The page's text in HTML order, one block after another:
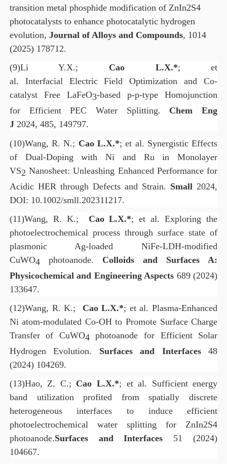
transition metal phosphide modification of ZnIn2S4
photocatalysts to enhance photocatalytic hydrogen
evolution, Journal of Alloys and Compounds, 1014
(2025) 178712.
(9)Li Y.X.; Cao L.X.*; et
al. Interfacial Electric Field Optimization and Co-
catalyst Free LaFeO3-based p-p-type Homojunction
for Efficient PEC Water Splitting. Chem Eng
J 2024, 485, 149797.
(10)Wang, R. N.; Cao L.X.*; et al. Synergistic Effects
of Dual‐Doping with Ni and Ru in Monolayer
VS2 Nanosheet: Unleashing Enhanced Performance for
Acidic HER through Defects and Strain. Small 2024,
DOI: 10.1002/smll.202311217.
(11)Wang, R. K.; Cao L.X.*; et al.Exploring the
photoelectrochemical process through surface state of
plasmonic Ag-loaded NiFe-LDH-modified
CuWO4 photoanode. Colloids and Surfaces A:
Physicochemical and Engineering Aspects 689 (2024)
133647.
(12)Wang, R. K.; Cao L.X.*; et al.Plasma-Enhanced
Ni atom-modulated Co-OH to Promote Surface Charge
Transfer of CuWO4photoanode for Efficient Solar
Hydrogen Evolution. Surfaces and Interfaces48
(2024) 104269.
(13)Hao, Z. C.; Cao L.X.*; et al. Sufficient energy
band utilization profited from spatially discrete
heterogeneous interfaces to induce efficient
photoelectrochemical water splitting for ZnIn2S4
photoanode.Surfaces and Interfaces 51 (2024)
104667.